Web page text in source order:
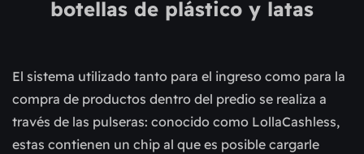
botellas de plástico y latas
El sistema utilizado tanto para el ingreso como para la
compra de productos dentro del predio se realiza a
través de las pulseras: conocido como LollaCashless,
estas contienen un chip al que es posible cargarle